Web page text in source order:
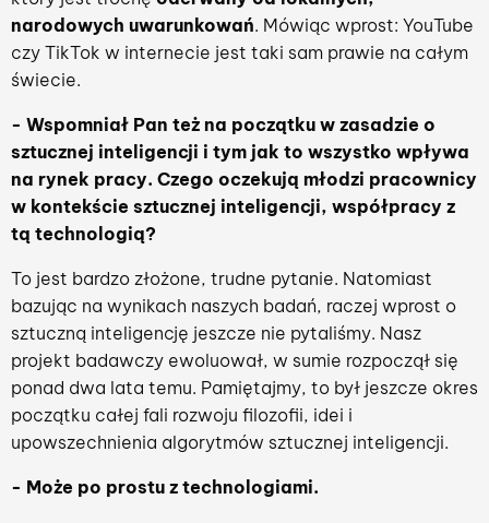
narodowych uwarunkowań. Mówiąc wprost: YouTube
czy TikTok w internecie jest taki sam prawie na całym
świecie.
- Wspomniał Pan też na początku w zasadzie o
sztucznej inteligencji i tym jak to wszystko wpływa
na rynek pracy. Czego oczekują młodzi pracownicy
w kontekście sztucznej inteligencji, współpracy z
tą technologią?
To jest bardzo złożone, trudne pytanie. Natomiast
bazując na wynikach naszych badań, raczej wprost o
sztuczną inteligencję jeszcze nie pytaliśmy. Nasz
projekt badawczy ewoluował, w sumie rozpoczął się
ponad dwa lata temu. Pamiętajmy, to był jeszcze okres
początku całej fali rozwoju filozofii, idei i
upowszechnienia algorytmów sztucznej inteligencji.
- Może po prostu z technologiami.